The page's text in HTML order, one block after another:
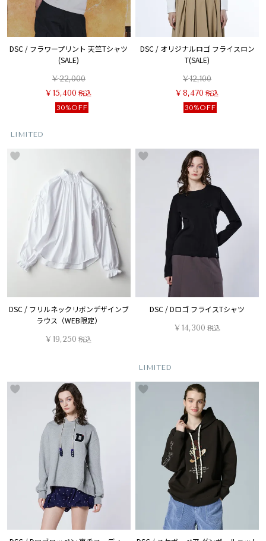
DSC / フラワープリント 天竺Tシャツ
(SALE)
¥22,000
¥ 15,400 税込
30%OFF
DSC / オリジナルロゴ フライスロン
T(SALE)
¥12,100
¥8,470 税込
30%OFF
LIMITED
DSC / フリルネックリボンデザインブ
ラウス（WEB限定）
¥ 19,250 税込
DSC / Dロゴ フライスTシャツ
¥ 14,300 税込
LIMITED